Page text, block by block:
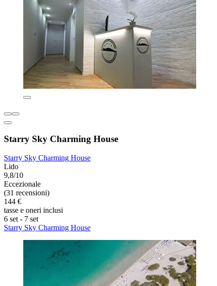
Starry Sky Charming House
Starry Sky Charming House
Lido
9,8/10
Eccezionale
(31 recensioni)
144 €
tasse e oneri inclusi
6 set - 7 set
Starry Sky Charming House